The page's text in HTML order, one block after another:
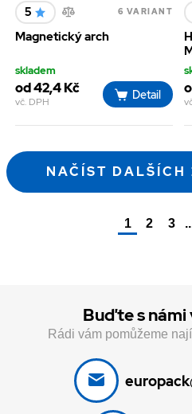
5 6 VARIANT
Magnetický arch
skladem
od 42,4 Kč
vč. DPH
Detail
NAČÍST DALŠÍCH
1 2 3
Buďte s
Rádi vám pomůžeme